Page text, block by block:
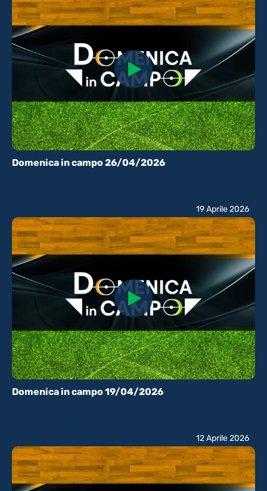
Domenica in campo 26/04/2026
Domenica in campo 19/04/2026
19 Aprile 2026
12 Aprile 2026